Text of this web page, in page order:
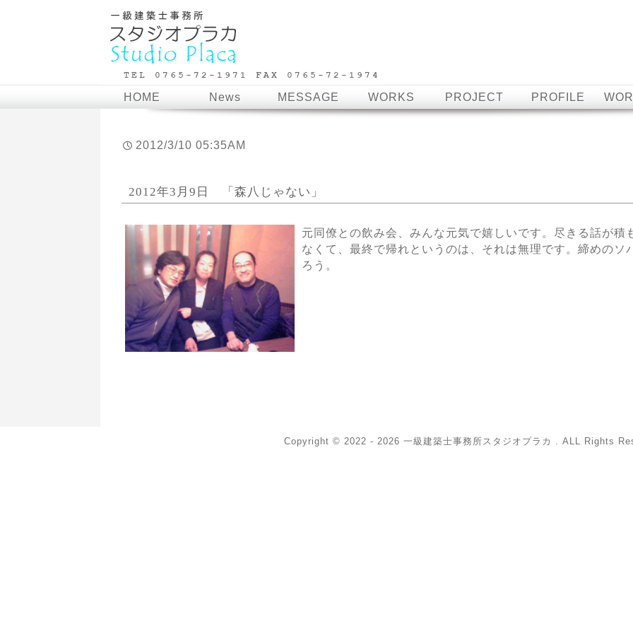
HOME News MESSAGE WORKS PROJECT PROFILE
2012/3/10 05:35AM
2012年3月9日 「森八じゃない」
元同僚との飲み会、みんな元気で嬉しいです。尽きる話が積
なくて、最終で帰れというのは、それは無理です。締めのソ
ろう。
Copyright © 2022 - 2026 一級建築士事務所スタジオプラカ . ALL Rights